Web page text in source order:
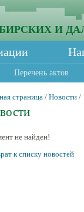
И
Перечень актов
страница / Новости /
не найден!
к списку новостей